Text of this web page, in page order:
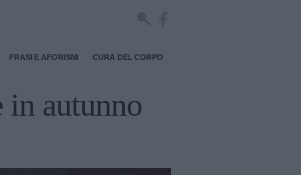
FRASI E AFORISMI CURA DEL CORPO
in autunno